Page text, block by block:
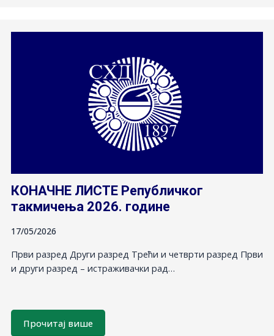
КОНАЧНЕ ЛИСТЕ Републичког
такмичења 2026. године
17/05/2026
Први разред Други разред Трећи и четврти разред Први
и други разред – истраживачки рад…
Прочитај више